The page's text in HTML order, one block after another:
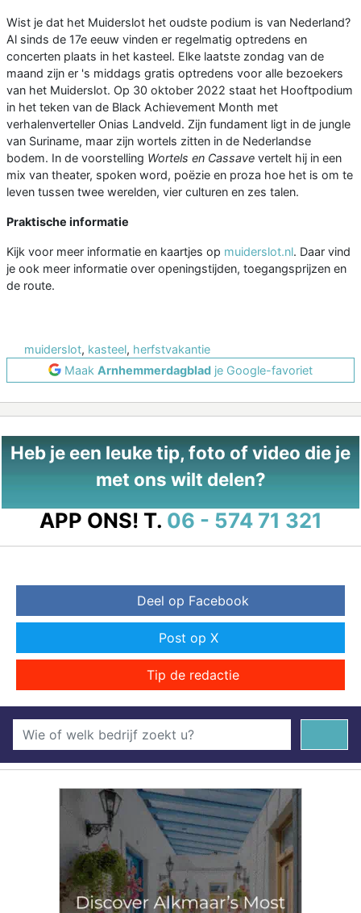
Wist je dat het Muiderslot het oudste podium is van Nederland?
Al sinds de 17e eeuw vinden er regelmatig optredens en
concerten plaats in het kasteel. Elke laatste zondag van de
maand zijn er 's middags gratis optredens voor alle bezoekers
van het Muiderslot. Op 30 oktober 2022 staat het Hooftpodium
in het teken van de Black Achievement Month met
verhalenverteller Onias Landveld. Zijn fundament ligt in de jungle
van Suriname, maar zijn wortels zitten in de Nederlandse
bodem. In de voorstelling Wortels en Cassave vertelt hij in een
mix van theater, spoken word, poëzie en proza hoe het is om te
leven tussen twee werelden, vier culturen en zes talen.
Praktische informatie
Kijk voor meer informatie en kaartjes op muiderslot.nl. Daar vind
je ook meer informatie over openingstijden, toegangsprijzen en
de route.
muiderslot, kasteel, herfstvakantie
Maak Arnhemmerdagblad je Google-favoriet
Heb je een leuke tip, foto of video die je
met ons wilt delen?
APP ONS! T. 06 - 574 71 321
Deel op Facebook
Post op X
Tip de redactie